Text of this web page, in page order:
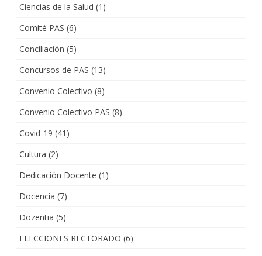
Ciencias de la Salud (1)
Comité PAS (6)
Conciliación (5)
Concursos de PAS (13)
Convenio Colectivo (8)
Convenio Colectivo PAS (8)
Covid-19 (41)
Cultura (2)
Dedicación Docente (1)
Docencia (7)
Dozentia (5)
ELECCIONES RECTORADO (6)